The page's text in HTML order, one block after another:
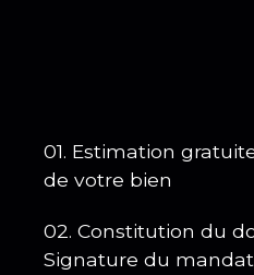
01. Estimation
de votre bien
02. Constitution du
Signature du